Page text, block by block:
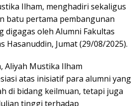
Ilham, menghadiri sekaligus
batu pertama pembangunan
digagas oleh Alumni Fakultas
Hasanuddin, Jumat (29/08/2025).
Aliyah Mustika Ilham
atas inisiatif para alumni yang
di bidang keilmuan, tetapi juga
tinggi terhadap